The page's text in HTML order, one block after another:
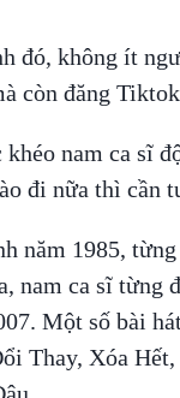
đó, không ít
còn đăng
nam ca sĩ
đi nữa thì cần
năm 1985,
nam ca sĩ từng
Một số bài
Thay, Xóa